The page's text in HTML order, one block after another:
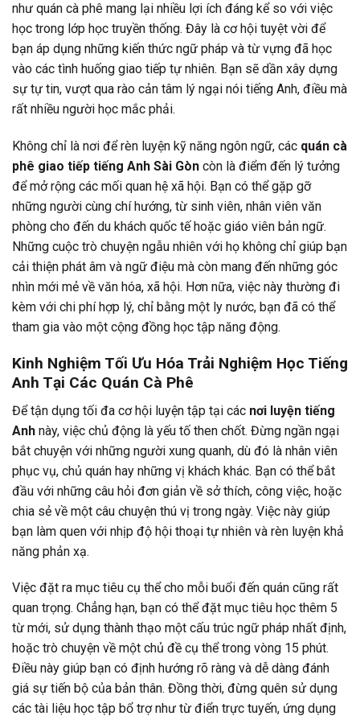
như quán cà phê mang lại nhiều lợi ích đáng kể so với việc
học trong lớp học truyền thống. Đây là cơ hội tuyệt vời để
bạn áp dụng những kiến thức ngữ pháp và từ vựng đã học
vào các tình huống giao tiếp tự nhiên. Bạn sẽ dần xây dựng
sự tự tin, vượt qua rào cản tâm lý ngại nói tiếng Anh, điều mà
rất nhiều người học mắc phải.
Không chỉ là nơi để rèn luyện kỹ năng ngôn ngữ, các quán cà
phê giao tiếp tiếng Anh Sài Gòn còn là điểm đến lý tưởng
để mở rộng các mối quan hệ xã hội. Bạn có thể gặp gỡ
những người cùng chí hướng, từ sinh viên, nhân viên văn
phòng cho đến du khách quốc tế hoặc giáo viên bản ngữ.
Những cuộc trò chuyện ngẫu nhiên với họ không chỉ giúp bạn
cải thiện phát âm và ngữ điệu mà còn mang đến những góc
nhìn mới mẻ về văn hóa, xã hội. Hơn nữa, việc này thường đi
kèm với chi phí hợp lý, chỉ bằng một ly nước, bạn đã có thể
tham gia vào một cộng đồng học tập năng động.
Kinh Nghiệm Tối Ưu Hóa Trải Nghiệm Học Tiếng
Anh Tại Các Quán Cà Phê
Để tận dụng tối đa cơ hội luyện tập tại các nơi luyện tiếng
Anh này, việc chủ động là yếu tố then chốt. Đừng ngần ngại
bắt chuyện với những người xung quanh, dù đó là nhân viên
phục vụ, chủ quán hay những vị khách khác. Bạn có thể bắt
đầu với những câu hỏi đơn giản về sở thích, công việc, hoặc
chia sẻ về một câu chuyện thú vị trong ngày. Việc này giúp
bạn làm quen với nhịp độ hội thoại tự nhiên và rèn luyện khả
năng phản xạ.
Việc đặt ra mục tiêu cụ thể cho mỗi buổi đến quán cũng rất
quan trọng. Chẳng hạn, bạn có thể đặt mục tiêu học thêm 5
từ mới, sử dụng thành thạo một cấu trúc ngữ pháp nhất định,
hoặc trò chuyện về một chủ đề cụ thể trong vòng 15 phút.
Điều này giúp bạn có định hướng rõ ràng và dễ dàng đánh
giá sự tiến bộ của bản thân. Đồng thời, đừng quên sử dụng
các tài liệu học tập bổ trợ như từ điển trực tuyến, ứng dụng